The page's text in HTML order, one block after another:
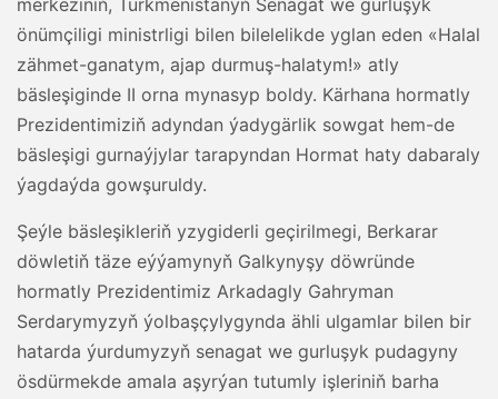
merkeziniň, Türkmenistanyň Senagat we gurluşyk
önümçiligi ministrligi bilen bilelelikde yglan eden «Halal
zähmet-ganatym, ajap durmuş-halatym!» atly
bäsleşiginde II orna mynasyp boldy. Kärhana hormatly
Prezidentimiziň adyndan ýadygärlik sowgat hem-de
bäsleşigi gurnaýjylar tarapyndan Hormat haty dabaraly
ýagdaýda gowşuruldy.
Şeýle bäsleşikleriň yzygiderli geçirilmegi, Berkarar
döwletiň täze eýýamynyň Galkynyşy döwründe
hormatly Prezidentimiz Arkadagly Gahryman
Serdarymyzyň ýolbaşçylygynda ähli ulgamlar bilen bir
hatarda ýurdumyzyň senagat we gurluşyk pudagyny
ösdürmekde amala aşyrýan tutumly işleriniň barha